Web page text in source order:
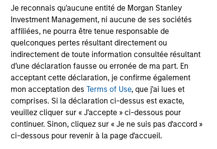
Je reconnais qu'aucune entité de Morgan Stanley
Investment Management, ni aucune de ses sociétés
affiliées, ne pourra être tenue responsable de
quelconques pertes résultant directement ou
indirectement de toute information consultée résultant
d’une déclaration fausse ou erronée de ma part. En
acceptant cette déclaration, je confirme également
mon acceptation desTerms of Use, que j'ai lues et
comprises. Si la déclaration ci-dessus est exacte,
veuillez cliquer sur « J'accepte » ci-dessous pour
continuer. Sinon, cliquez sur « Je ne suis pas d'accord »
ci-dessous pour revenir à la page d'accueil.
Investment Approach
Counterpoint Global believes that it may achieve value-
added investment results more consistently through
bottom-up analysis and qualitative judgment rather than
through top-down forecasting. Additionally, the team
holds that optimal stock selection is primarily a function
of making long-term investments in companies with: